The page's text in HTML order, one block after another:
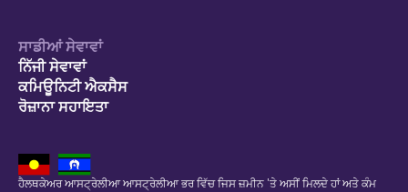
ਸਾਡੀਆਂ ਸੇਵਾਵਾਂ
ਨਿੱਜੀ ਸੇਵਾਵਾਂ
ਕਮਿਊਨਿਟੀ ਐਕਸੈਸ
ਰੋਜ਼ਾਨਾ ਸਹਾਇਤਾ
ਹੈਲਥਕੇਅਰ ਆਸਟ੍ਰੇਲੀਆ ਆਸਟ੍ਰੇਲੀਆ ਭਰ ਵਿੱਚ ਜਿਸ ਜ਼ਮੀਨ 'ਤੇ ਅਸੀਂ ਮਿਲਦੇ ਹਾਂ ਅਤੇ ਕੰਮ